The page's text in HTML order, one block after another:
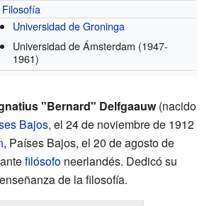
Filosofía
Universidad de Groninga
Universidad de Ámsterdam (1947-
1961)
"Bernard" Delfgaauw(nacido
Bajos, el 24 de noviembre de 1912
, Países Bajos, el 20 de agosto de
filósofo neerlandés. Dedicó su
de la filosofía.